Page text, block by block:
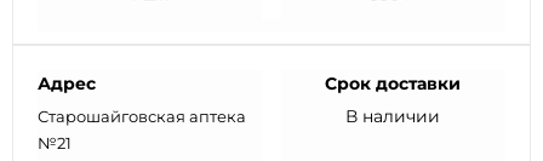
Адрес
Старошайговская аптека
№21
Срок доставки
В наличии